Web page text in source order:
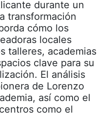
durante un
transformación
cómo los
locales
talleres, academias
clave para su
El análisis
de Lorenzo
así como el
como el